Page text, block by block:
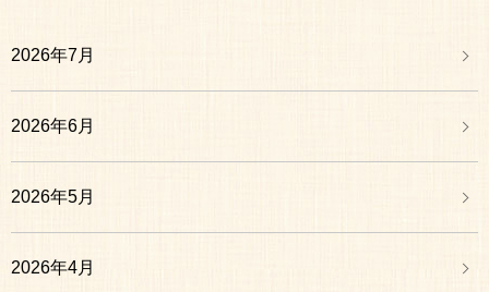
2026年7月
2026年6月
2026年5月
2026年4月